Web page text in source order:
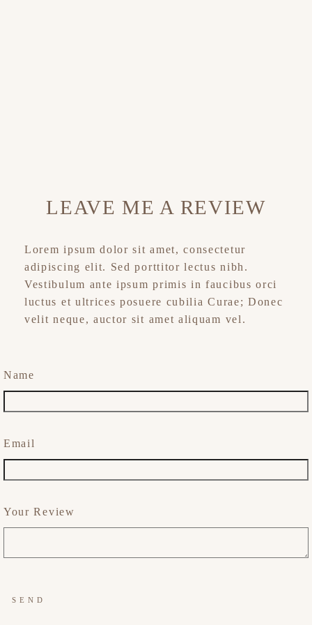
LEAVE ME A REVIEW
Lorem ipsum dolor sit amet, consectetur
adipiscing elit. Sed porttitor lectus nibh.
Vestibulum ante ipsum primis in faucibus orci
luctus et ultrices posuere cubilia Curae; Donec
velit neque, auctor sit amet aliquam vel.
Name
Email
Your Review